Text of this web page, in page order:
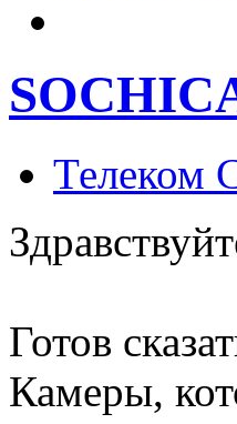
Телеком
Готов
Камеры,